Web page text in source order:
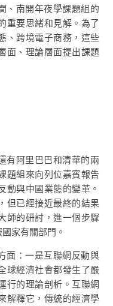
、南開年夜學課題組的
重要思緒和見解。為了
、跨境電子商務，這些
面、理論層面提出課題
有阿里巴巴和清華的兩
題組來向列位嘉賓報告
動與中國業態的變革。
但已經接近最終的結果
師的研討，進一個步驟
家有關部門。
面：一是互聯網反動與
球經濟社會都發生了嚴
行的理論剖析。互聯網
解釋它，傳統的經濟學